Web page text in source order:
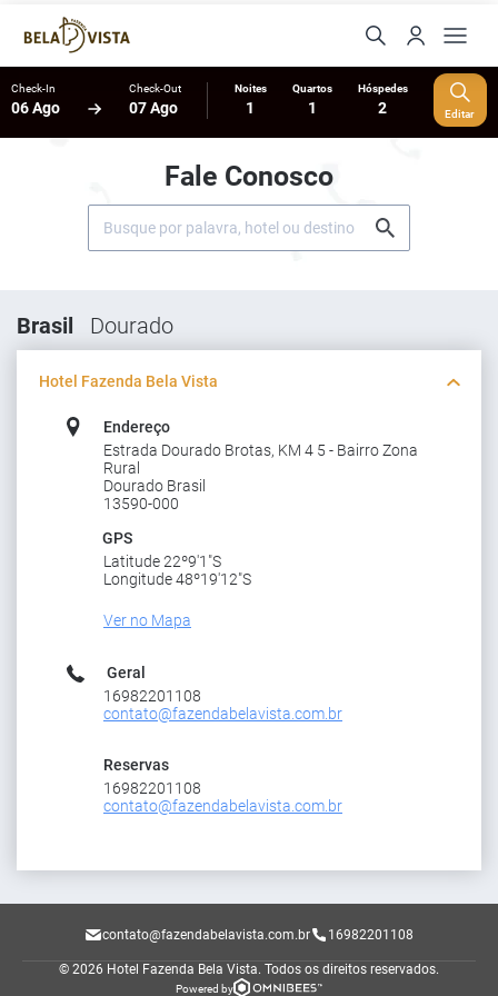
Check-In
06 Ago
Check-Out
07 Ago
Noites
1
Quartos
1
Hóspedes
2 Editar
Fale Conosco
Brasil Dourado
Hotel Fazenda Bela Vista
Endereço
Estrada Dourado Brotas, KM 4 5 - Bairro Zona
Rural
Dourado Brasil
13590-000
GPS
Latitude 22º9'1"S
Longitude 48º19'12"S
Ver no Mapa
Geral
16982201108
contato@fazendabelavista.com.br
Reservas
16982201108
contato@fazendabelavista.com.br
contato@fazendabelavista.com.br 16982201108
© 2026 Hotel Fazenda Bela Vista. Todos os direitos reservados.
Powered by